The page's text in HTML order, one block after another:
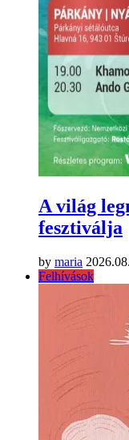
A világ
fesztiválja
by maria
Felhívások